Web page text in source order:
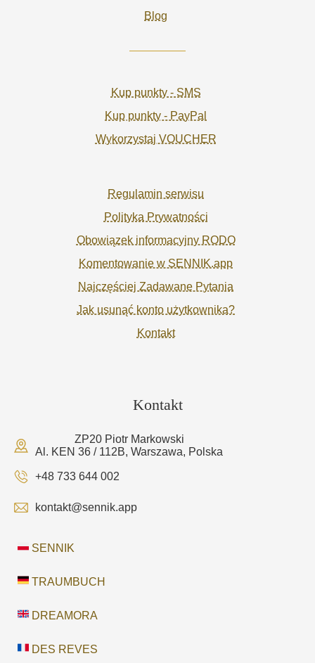
Blog
Kup punkty - SMS
Kup punkty - PayPal
Wykorzystaj VOUCHER
Regulamin serwisu
Polityka Prywatności
Obowiązek informacyjny RODO
Komentowanie w SENNIK.app
Najczęściej Zadawane Pytania
Jak usunąć konto użytkownika?
Kontakt
Kontakt
ZP20 Piotr Markowski
Al. KEN 36 / 112B, Warszawa, Polska
+48 733 644 002
kontakt@sennik.app
SENNIK
TRAUMBUCH
DREAMORA
DES REVES